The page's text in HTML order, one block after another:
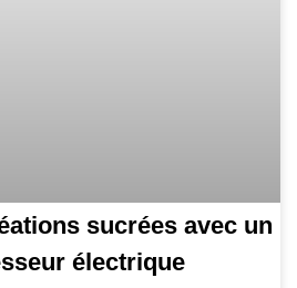
sucrées avec un
électrique